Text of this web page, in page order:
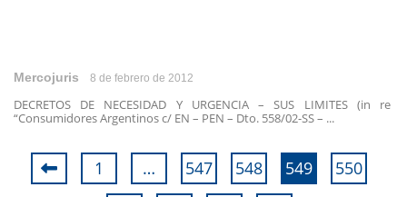
Mercojuris 8 de febrero de 2012
DECRETOS DE NECESIDAD Y URGENCIA – SUS LIMITES (in re
“Consumidores Argentinos c/ EN – PEN – Dto. 558/02-SS – ...
1 … 547 548 549
550